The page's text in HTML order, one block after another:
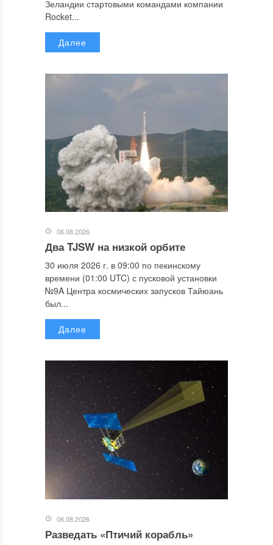
Зеландии стартовыми командами компании
Rocket...
Далее
06.08.2026
Два TJSW на низкой орбите
30 июля 2026 г. в 09:00 по пекинскому
времени (01:00 UTC) с пусковой установки
№9A Центра космических запусков Тайюань
был...
Далее
06.08.2026
Разведать «Птичий корабль»